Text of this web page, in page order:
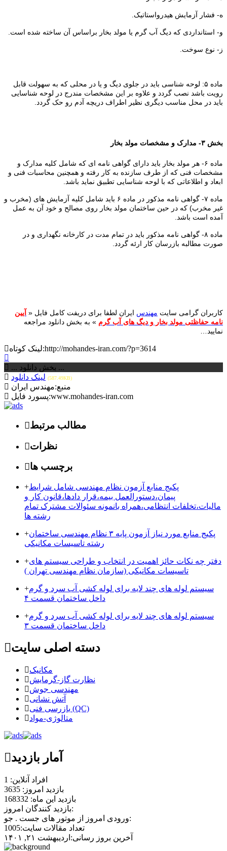
ه- فشار آزمایش هیدرواستاتیک.
و- استانداردی که دیگ آب گرم یا مولد بخار براساس آن ساخته شده است.
ز- نوع سوخت.
ماده ۵: لوحه شناسی باید در جلوی دیگ و یا در محلی که به سهولت قابل
رویت باشد نصب گردد و علاوه بر این مشخصات مندرج در لوحه شناسایی
باید در محل مناسب دیگری نظیر اطراف دریچه آدم رو حک گردد.
بخش ۳- مدارک و مشخصات مولد بخار
ماده ۶- هر مولد بخار باید دارای گواهی نامه ای که شامل کلیه مدارک و
مشخصات فنی که از طرف سازنده به کار رفته و همچنین محاسبات فنی و
ابعاد و اطلاعاتی که با لوحه شناسایی تطبیق نماید باشد.
ماده ۷- گواهی نامه مذکور در ماده ۶ باید شامل کلیه آزمایش های (مخرب و
غیر مخرب) که در حین ساختمان مولد بخار روی مصالح و خود آن به عمل
آمده است باشد.
ماده ۸- گواهی نامه مذکور باید در تمام مدت در کارخانه نگهداری و در
صورت مطالبه بازرسان کار ارئه گردد.
کاربران گرامی سایت مهندس ایران لطفا برای دریفت کامل فایل « آیین
نامه حفاظتی مولد بخار و دیگ های آب گرم » به بخش دانلود مراجعه
نمایید…
لینک کوتاه:http://mohandes-iran.com/?p=3614
... بخش دانلود ...
لینک دانلود
(587.49KB)
منبع:مهندس ایران
پسورد فایل:www.mohandes-iran.com
مطالب مرتبط
نظرات
برچسب ها
+پکیج منابع آزمون نظام مهندسی شامل شرایط
پیمان،دستورالعمل بیمه،قرار دادها،قانون کار و
مالیات،تخلفات انتظامی،همراه بانمونه سئوالات مشترک تمام
رشته ها
+پکیج منابع مورد نیاز آزمون پایه ۳ نظام مهندسی ساختمان
رشته تاسیسات مکانیکی
+دفتر چه نکات حائز اهمیت در انتخاب و طراحی سیستم های
تاسیسات مکانیکی (سازمان نظام مهندسی تهران )
+سیستم لوله های چند لایه برای لوله کشی آب سرد و گرم
داخل ساختمان قسمت ۴
+سیستم لوله های چند لایه برای لوله کشی آب سرد و گرم
داخل ساختمان قسمت ۳
دسته اصلی سایت
مکانیک
نظارت گاز-گرمایش
مهندسی جوش
آتش نشانی
بازرسی فنی (QC)
متالوژی-مواد
آمار بازدید
افراد آنلاین: 1
بازدید امروز: 3635
بازدید این ماه: 168332
بازدید کنندگان امروز:
ورودی امروز از موتور های جست . جو:
تعداد مقالات سایت:1005
آخرین بروز رسانی:اردیبهشت ۲۱, ۱۴۰۱